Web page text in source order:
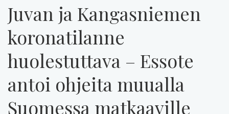
Juvan ja Kangasniemen
koronatilanne
huolestuttava – Essote
antoi ohjeita muualla
Suomessa matkaaville